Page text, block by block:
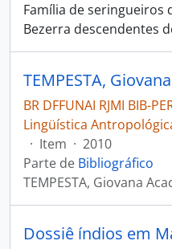
Família de seringueiros
Bezerra descendentes
BR DFFUNAI RJMI BIB-
Lingüística
· Item · 2010
Parte de Bibliográfico
TEMPESTA, Giovana
Dossiê índios em